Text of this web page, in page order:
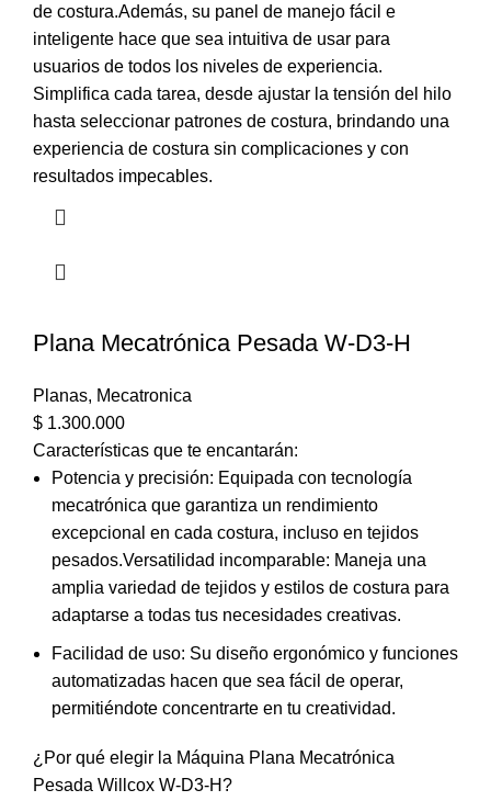
de costura.Además, su panel de manejo fácil e
inteligente hace que sea intuitiva de usar para
usuarios de todos los niveles de experiencia.
Simplifica cada tarea, desde ajustar la tensión del hilo
hasta seleccionar patrones de costura, brindando una
experiencia de costura sin complicaciones y con
resultados impecables.
Plana Mecatrónica Pesada W-D3-H
Planas, Mecatronica
$ 1.300.000
Características que te encantarán:
Potencia y precisión: Equipada con tecnología
mecatrónica que garantiza un rendimiento
excepcional en cada costura, incluso en tejidos
pesados.Versatilidad incomparable: Maneja una
amplia variedad de tejidos y estilos de costura para
adaptarse a todas tus necesidades creativas.
Facilidad de uso: Su diseño ergonómico y funciones
automatizadas hacen que sea fácil de operar,
permitiéndote concentrarte en tu creatividad.
¿Por qué elegir la Máquina Plana Mecatrónica
Pesada Willcox W-D3-H?